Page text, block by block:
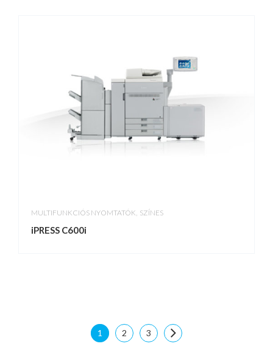
MULTIFUNKCIÓS NYOMTATÓK SZÍNES
iPRESS C600i
1 2 3